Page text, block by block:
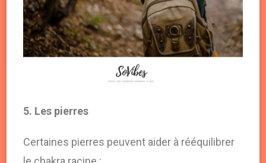
5. Les pierres
Certaines pierres peuvent aider à rééquilibrer